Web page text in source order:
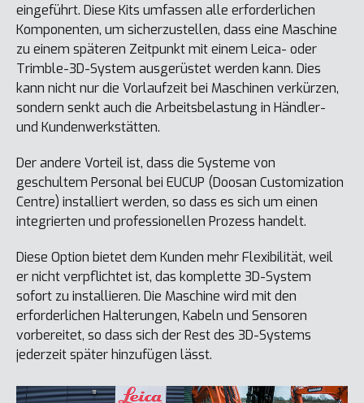
eingeführt. Diese Kits umfassen alle erforderlichen
Komponenten, um sicherzustellen, dass eine Maschine
zu einem späteren Zeitpunkt mit einem Leica- oder
Trimble-3D-System ausgerüstet werden kann. Dies
kann nicht nur die Vorlaufzeit bei Maschinen verkürzen,
sondern senkt auch die Arbeitsbelastung in Händler-
und Kundenwerkstätten.
Der andere Vorteil ist, dass die Systeme von
geschultem Personal bei EUCUP (Doosan Customization
Centre) installiert werden, so dass es sich um einen
integrierten und professionellen Prozess handelt.
Diese Option bietet dem Kunden mehr Flexibilität, weil
er nicht verpflichtet ist, das komplette 3D-System
sofort zu installieren. Die Maschine wird mit den
erforderlichen Halterungen, Kabeln und Sensoren
vorbereitet, so dass sich der Rest des 3D-Systems
jederzeit später hinzufügen lässt.